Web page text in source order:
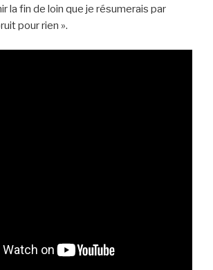
la fin de loin que je résumerais par
pour rien ».